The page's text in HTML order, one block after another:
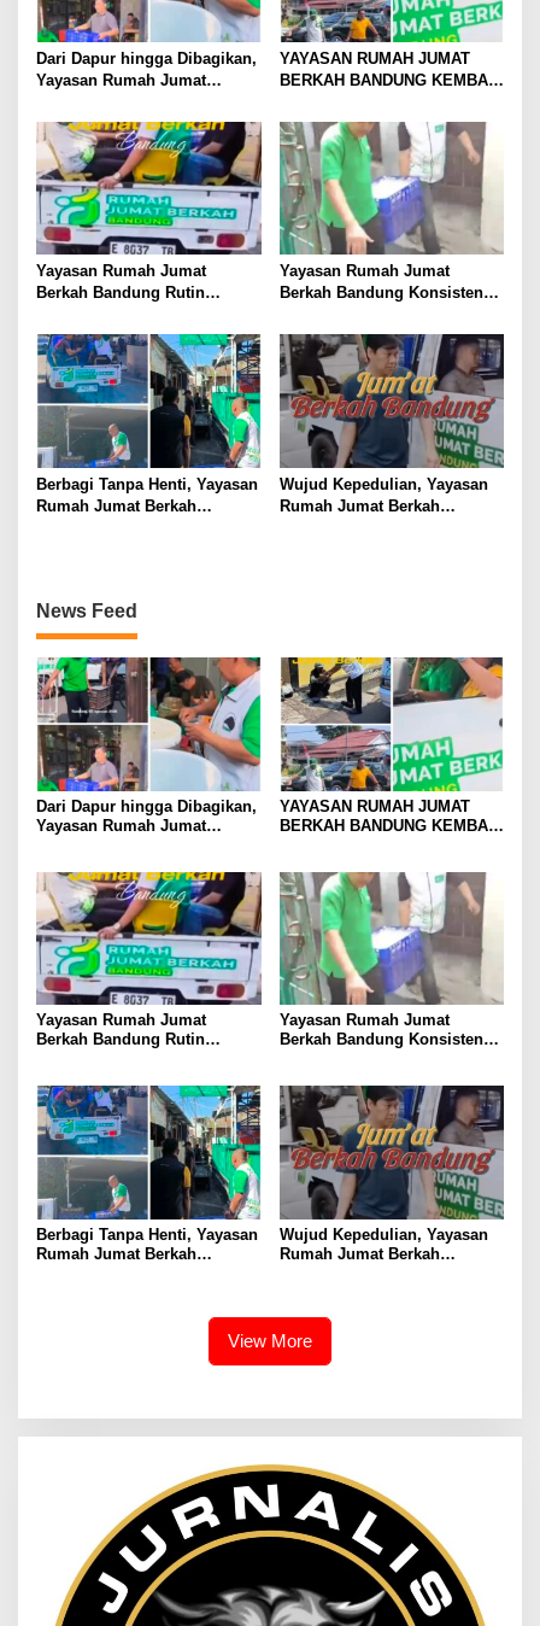
Dari Dapur hingga Dibagikan,
Yayasan Rumah Jumat
Semangat Berbagi
YAYASAN RUMAH JUMAT
BERKAH BANDUNG KEMBALI
BAGIKAN MAKANAN KE
MASJID DAN MASYARAKAT
DI JALANAN
Yayasan Rumah Jumat
Berkah Bandung Rutin
kepada Masjid dan Warga di
Jalanan
Yayasan Rumah Jumat
Berkah Bandung Konsisten
Jumat, DKM dan Jemaah
Berikan Apresiasi
Berbagi Tanpa Henti, Yayasan
Rumah Jumat Berkah
Wujud Kepedulian, Yayasan
Rumah Jumat Berkah
News Feed
Dari Dapur hingga Dibagikan,
Yayasan Rumah Jumat
YAYASAN RUMAH JUMAT
BERKAH BANDUNG KEMBALI
MASJID DAN MASYARAKAT
DI JALANAN
Yayasan Rumah Jumat
Berkah Bandung Rutin
Jalanan
Yayasan Rumah Jumat
Berkah Bandung Konsisten
Berikan Apresiasi
Berbagi Tanpa Henti, Yayasan
Rumah Jumat Berkah
Wujud Kepedulian, Yayasan
Rumah Jumat Berkah
View More